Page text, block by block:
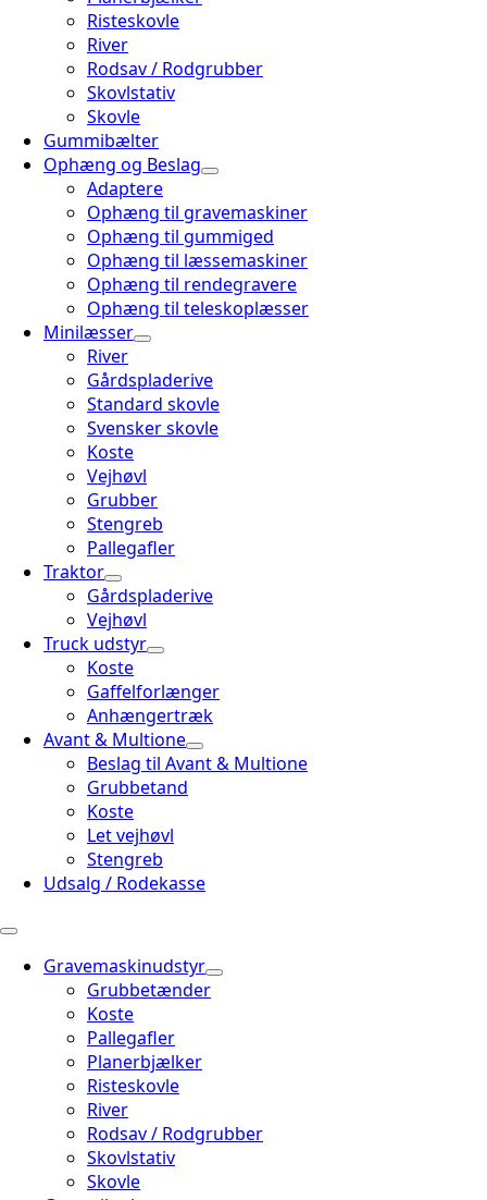
Risteskovle
River
Rodsav / Rodgrubber
Skovlstativ
Skovle
Gummibælter
Ophæng og Beslag
Adaptere
Ophæng til gravemaskiner
Ophæng til gummiged
Ophæng til læssemaskiner
Ophæng til rendegravere
Ophæng til teleskoplæsser
Minilæsser
River
Gårdspladerive
Standard skovle
Svensker skovle
Koste
Vejhøvl
Grubber
Stengreb
Pallegafler
Traktor
Gårdspladerive
Vejhøvl
Truck udstyr
Koste
Gaffelforlænger
Anhængertræk
Avant & Multione
Beslag til Avant & Multione
Grubbetand
Koste
Let vejhøvl
Stengreb
Udsalg / Rodekasse
Gravemaskinudstyr
Grubbetænder
Koste
Pallegafler
Planerbjælker
Risteskovle
River
Rodsav / Rodgrubber
Skovlstativ
Skovle